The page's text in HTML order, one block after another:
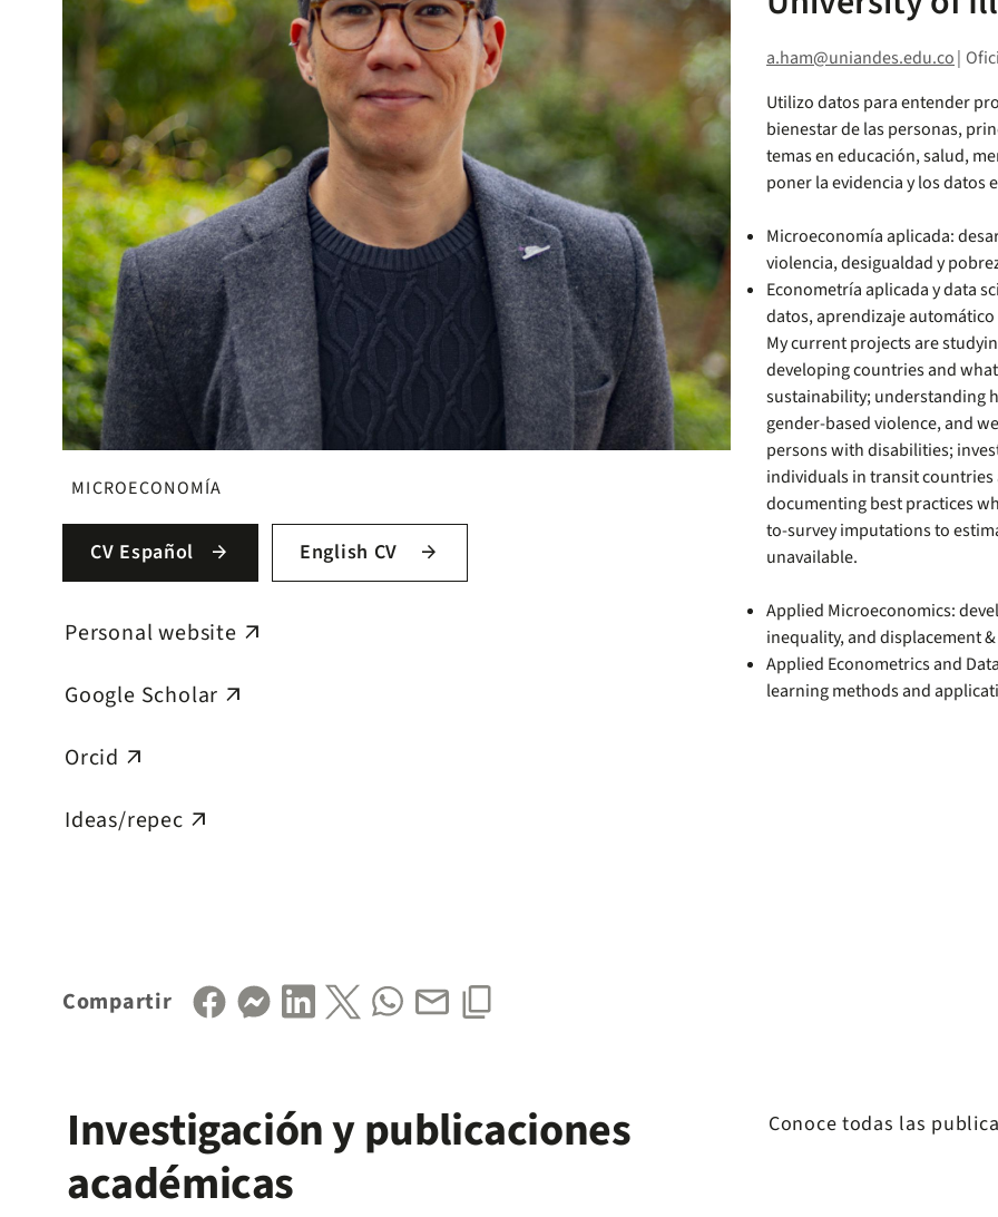
MICROECONOMÍA
CV Español arrow_forward English CV arrow_forward
Personal website arrow_outward
Google Scholar arrow_outward
Orcid arrow_outward
Ideas/repec arrow_outward
a.ham@uniandes.edu.co|
Utilizo datos para entender
bienestar de las personas,
temas en educación, salud,
poner la evidencia y los datos
Microeconomía aplicada:
violencia, desigualdad y
Econometría aplicada y data
datos, aprendizaje
My current projects are
developing countries and
sustainability; understanding
gender-based violence, and
persons with disabilities;
individuals in transit
documenting best practices
to-survey imputations to
unavailable.
Applied Microeconomics:
inequality, and displacement
Applied Econometrics and
learning methods and
Compartir
Investigación y publicaciones
académicas
Conoce todas las